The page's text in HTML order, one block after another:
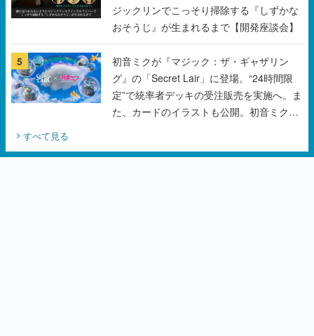
ジックリンでこっそり掃除する『しずかな
おそうじ』が生まれるまで【開発座談会】
5
初音ミクが『マジック：ザ・ギャザリン
グ』の「Secret Lair」に登場。“24時間限
定”で統率者デッキの受注販売を実施へ。ま
た、カードのイラストも公開。初音ミクの
すべて見る